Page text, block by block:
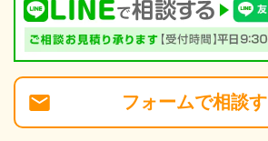
フォームで相談